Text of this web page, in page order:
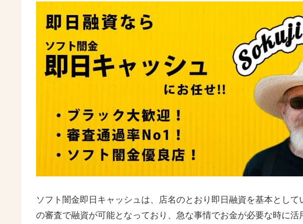
ソフト闇金即日キャッシュは、店名のとおり即日融資を基本とし
の審査で融資が可能となっており、急な事情でお金が必要な時に活